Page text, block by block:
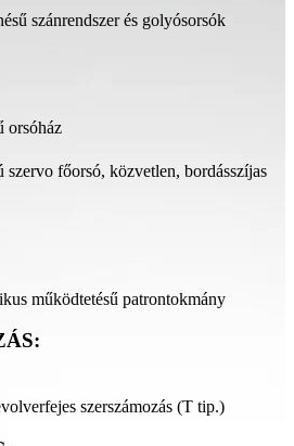
szánrendszer és golyósorsók
orsóház
főorsó, közvetlen, bordásszíjas
működtetésű patrontokmány
szerszámozás (T tip.)